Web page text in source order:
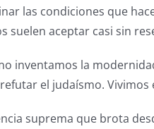
las condiciones que
suelen aceptar casi sin
inventamos la
el judaísmo.
suprema que brota